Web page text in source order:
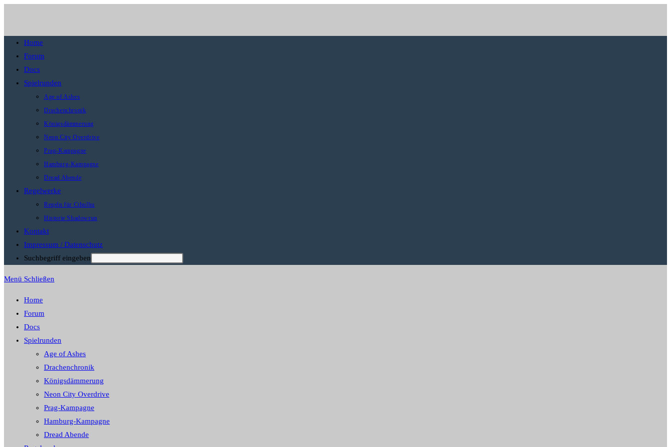
springen
Menü
anzeigen
Forum
Docs
Spielrunden
Age of Ashes
Drachenchronik
Königsdämmerung
Neon City Overdrive
Prag-Kampagne
Hamburg-Kampagne
Dread Abende
Regelwerke
Regeln für Cthulhu
Historie Shadowrun
Kontakt
Impressum / Datenschutz
Suchbegriff eingeben
Forum
Docs
Spielrunden
Age of Ashes
Drachenchronik
Königsdämmerung
Neon City Overdrive
Prag-Kampagne
Hamburg-Kampagne
Dread Abende
Regelwerke